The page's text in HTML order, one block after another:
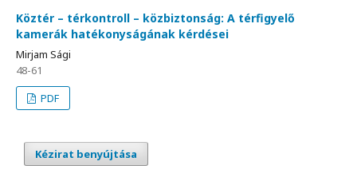
Köztér – térkontroll – közbiztonság: A térfigyelő
kamerák hatékonyságának kérdései
Mirjam Sági
48-61
PDF
Kézirat benyújtása